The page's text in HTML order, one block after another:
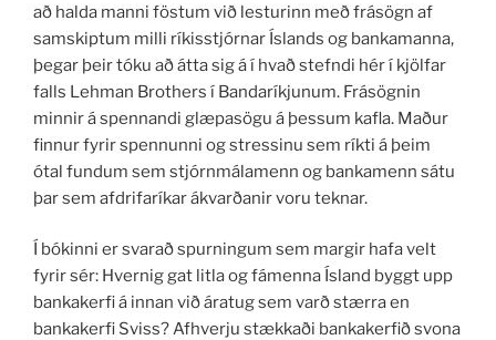
að halda manni föstum við lesturinn með frásögn af
samskiptum milli ríkisstjórnar Íslands og bankamanna,
þegar þeir tóku að átta sig á í hvað stefndi hér í kjölfar
falls Lehman Brothers í Bandaríkjunum. Frásögnin
minnir á spennandi glæpasögu á þessum kafla. Maður
finnur fyrir spennunni og stressinu sem ríkti á þeim
ótal fundum sem stjórnmálamenn og bankamenn sátu
þar sem afdrifaríkar ákvarðanir voru teknar.
Í bókinni er svarað spurningum sem margir hafa velt
fyrir sér: Hvernig gat litla og fámenna Ísland byggt upp
bankakerfi á innan við áratug sem varð stærra en
bankakerfi Sviss? Afhverju stækkaði bankakerfið svona